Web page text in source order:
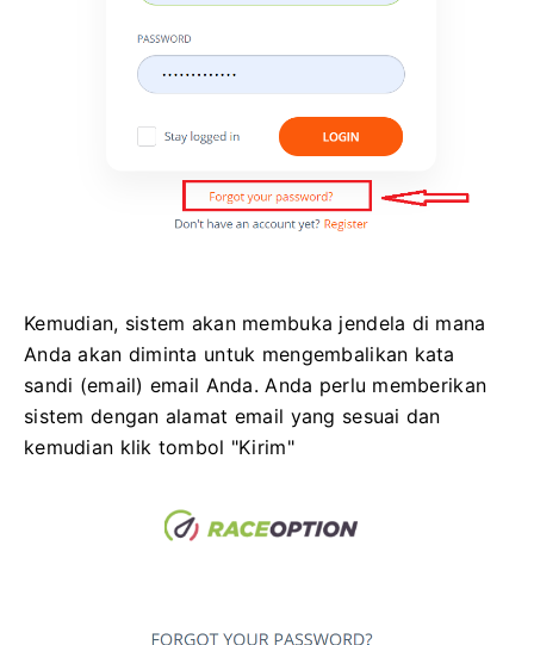
Kemudian, sistem akan membuka jendela di mana
Anda akan diminta untuk mengembalikan kata
sandi (email) email Anda.Anda perlu memberikan
sistem dengan alamat email yang sesuai dan
kemudian klik tombol "Kirim"